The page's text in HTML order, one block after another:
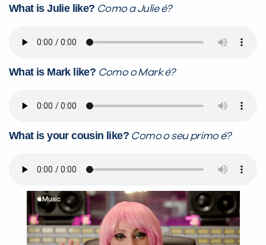
What is Julie like? Comoa Julie é?
What is Mark like? Como o Marké?
What is your cousin like? Como o seu primoé?